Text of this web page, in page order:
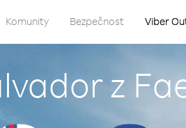
Komunity Bezpečnost Viber
z